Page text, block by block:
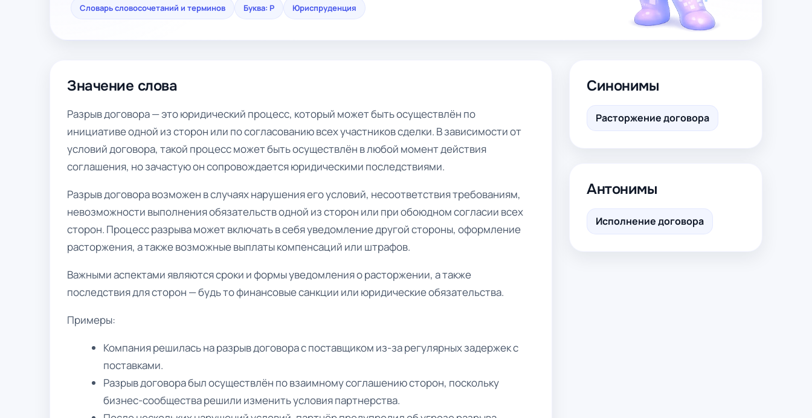
Словарь словосочетаний и терминов Буква: Р Юриспруденция
Значение слова
Разрыв договора — это юридический процесс, который может быть осуществлён по
инициативе одной из сторон или по согласованию всех участников сделки. В зависимости от
условий договора, такой процесс может быть осуществлён в любой момент действия
соглашения, но зачастую он сопровождается юридическими последствиями.
Разрыв договора возможен в случаях нарушения его условий, несоответствия требованиям,
невозможности выполнения обязательств одной из сторон или при обоюдном согласии всех
сторон. Процесс разрыва может включать в себя уведомление другой стороны, оформление
расторжения, а также возможные выплаты компенсаций или штрафов.
Важными аспектами являются сроки и формы уведомления о расторжении, а также
последствия для сторон — будь то финансовые санкции или юридические обязательства.
Примеры:
Компания решилась на разрыв договора с поставщиком из-за регулярных задержек с
поставками.
Разрыв договора был осуществлён по взаимному соглашению сторон, поскольку
бизнес-сообщества решили изменить условия партнерства.
Синонимы
Расторжение договора
Антонимы
Исполнение договора